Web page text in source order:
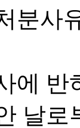
분사
에
날로